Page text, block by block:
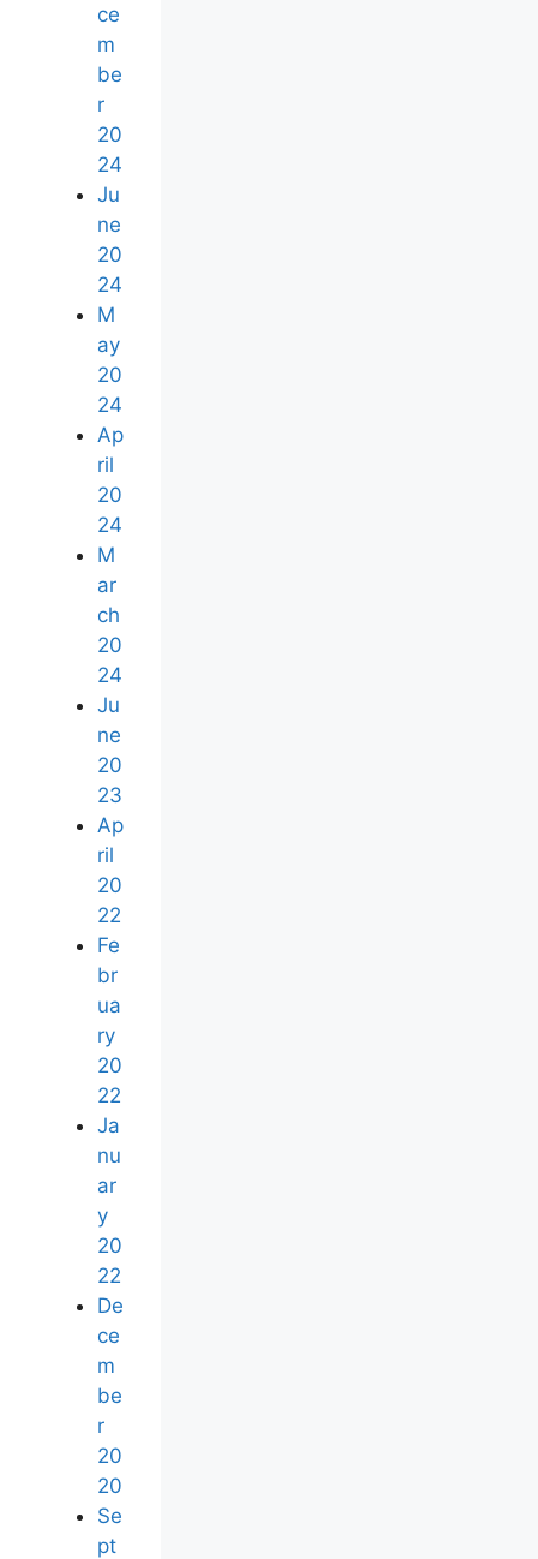
ce
m
be
r
20
24
Ju
ne
20
24
M
ay
20
24
Ap
ril
20
24
M
ar
ch
20
24
Ju
ne
20
23
Ap
ril
20
22
Fe
br
ua
ry
20
22
Ja
nu
ar
y
20
22
De
ce
m
be
r
20
20
Se
pt